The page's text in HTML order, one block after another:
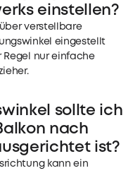
einstellen?
verstellbare
eingestellt
Regel nur einfache
sollte ich
nach
ist?
kann ein